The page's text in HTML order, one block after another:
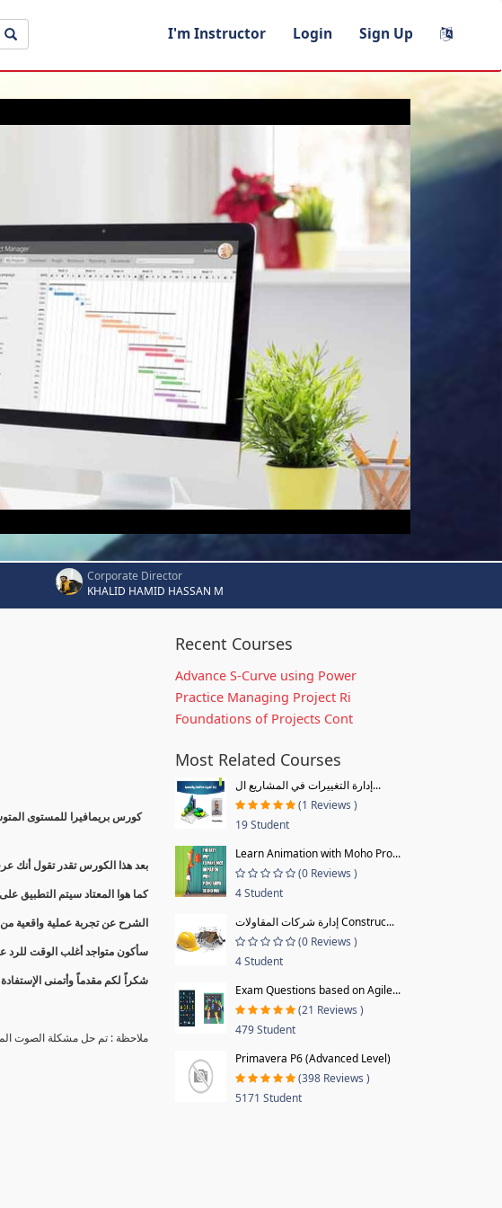
I'm Instructor Login Sign Up
Corporate Director
KHALID HAMID HASSAN M
كورس بريمافيرا للمستوى
بعد هذا الكورس تقدر تقول أنك عرفت 100% من أدوات و خيارات وطرق أستخدام
كما هوا المعتاد سيتم التطبيق
الشرح عن تجربة عملية واقعية
سأكون متواجد أغلب الوقت للرد
شكراً لكم مقدماً وأتمنى
ملاحظة : تم حل مشكلة الصوت
Recent Courses
Advance S-Curve using Power
Practice Managing Project Ri
Foundations of Projects Cont
Most Related Courses
إدارة التغييرات في المشاريع ال...
(1 Reviews )
19 Student
Learn Animation with Moho Pro...
(0 Reviews )
4 Student
إدارة شركات المقاولات Construc...
(0 Reviews )
4 Student
Exam Questions based on Agile...
(21 Reviews )
479 Student
Primavera P6 (Advanced Level)
(398 Reviews )
5171 Student